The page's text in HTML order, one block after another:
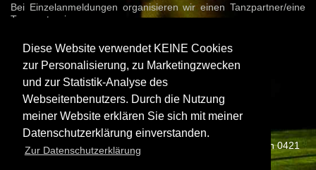
Diese Website verwendet KEINE Cookies
zur Personalisierung, zu Marketingzwecken
und zur Statistik-Analyse des
Webseitenbenutzers. Durch die Nutzung
meiner Website erklären Sie sich mit meiner
Datenschutzerklärung einverstanden.
Zur Datenschutzerklärung
Bei Einzelanmeldungen organisieren wir einen Tanzpartner/eine
Tanzpartnerin.
Corinna Rolf
Fon 0421 22341 29 / 0421 894656 / 0172 8663491
Email corinna@tanzen-bremen.de
Zurück zur Übersicht
Corinna Rolf | Mary-Astell-Straße 3 | 28359 Bremen | Fon 0421
22341 29 | Mailcorinna@tanzen-bremen.de